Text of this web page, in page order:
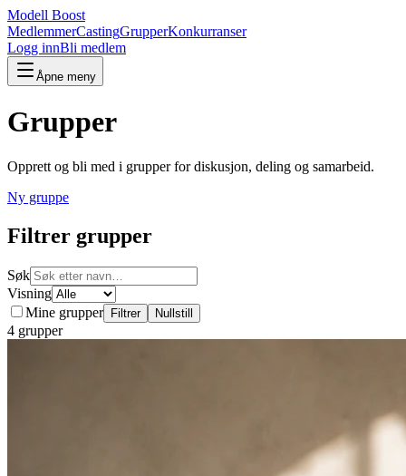
Modell Boost
MedlemmerCastingGrupperKonkurranser
Logg innBli medlem
Åpne meny
Grupper
Opprett og bli med i grupper for diskusjon, deling og samarbeid.
Ny gruppe
Filtrer grupper
Søk
Visning
Mine grupper Filtrer Nullstill
4 grupper